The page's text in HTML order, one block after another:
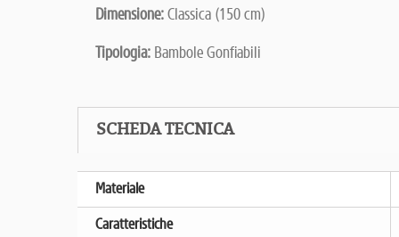
Dimensione:Classica (150 cm)
Tipologia: Bambole Gonfiabili
SCHEDA TECNICA
Materiale
Caratteristiche